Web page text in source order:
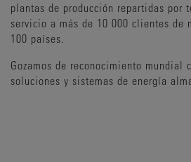
plantas de producción repartidas por
servicio a más de 10 000 clientes de
100 países.
Gozamos de reconocimiento mundial
soluciones y sistemas de energía